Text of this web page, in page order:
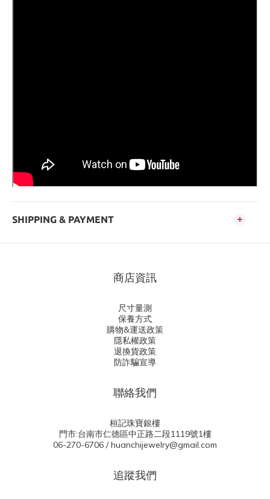
SHIPPING & PAYMENT
商店資訊
尺寸量測
保養方式
購物&運送政策
隱私權政策
退換貨政策
防詐騙宣導
聯絡我們
桓記珠寶銀樓
門市:台南市仁德區中正路二段1119號1樓
06-270-6706 / huanchijewelry@gmail.com
追蹤我們